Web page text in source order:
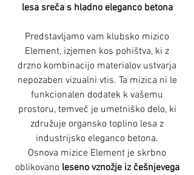
lesa sreča s hladno eleganco betona
Predstavljamo vam klubsko mizico
Element, izjemen kos pohištva, ki z
drzno kombinacijo materialov ustvarja
nepozaben vizualni vtis. Ta mizica ni le
funkcionalen dodatek k vašemu
prostoru, temveč je umetniško delo, ki
združuje organsko toplino lesa z
industrijsko eleganco betona.
Osnova mizice Element je skrbno
oblikovano leseno vznožje iz češnjevega